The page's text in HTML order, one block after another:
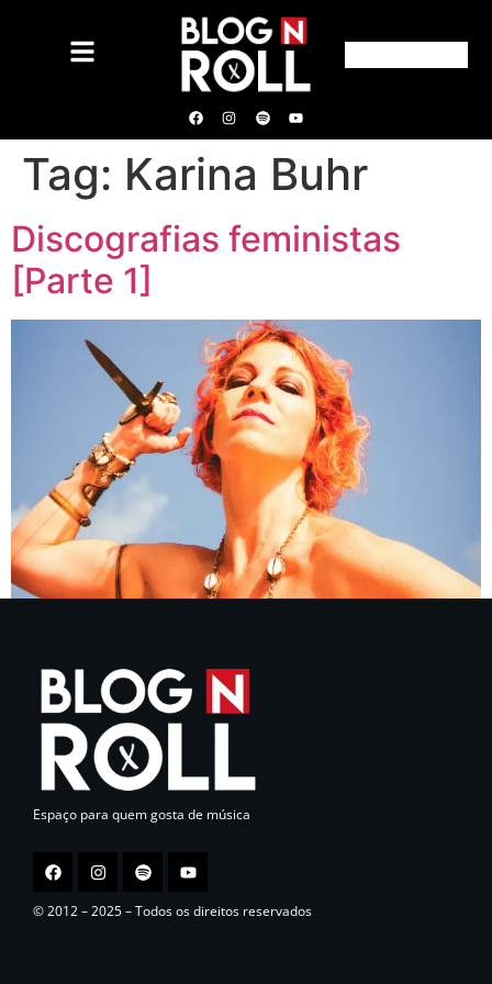
Tag: Karina Buhr
Discografias feministas
[Parte 1]
Espaço para quem gosta de música
© 2012 – 2025 – Todos os direitos reservados